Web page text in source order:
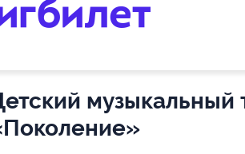
музыкальный